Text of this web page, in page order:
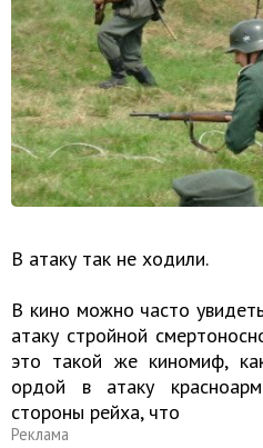
В атаку так не ходили.
В кино можно часто
атаку стройной
это такой же киномиф,
ордой в атаку
стороны рейха, что
Реклама